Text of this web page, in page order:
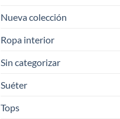
Nueva colección
Ropa interior
Sin categorizar
Suéter
Tops